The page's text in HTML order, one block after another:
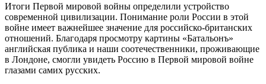
Итоги Первой мировой войны определили устройство
современной цивилизации. Понимание роли России в этой
войне имеет важнейшее значение для российско-британских
отношений. Благодаря просмотру картины «Батальонъ»
английская публика и наши соотечественники, проживающие
в Лондоне, смогли увидеть Россию в Первой мировой войне
глазами самих русских.